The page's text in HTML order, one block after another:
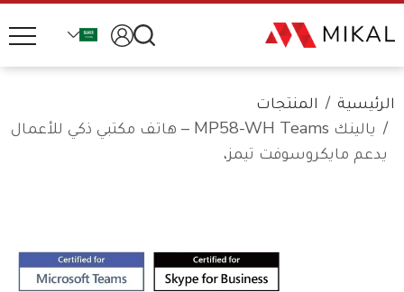
الرئيسية
المنتجات
يالينك MP58-WH Teams – هاتف مكتبي ذكي للأعمال
يدعم مايكروسوفت تيمز،